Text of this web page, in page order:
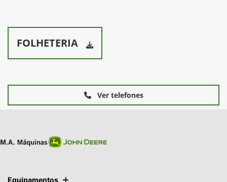
FOLHETERIA
Ver telefones
Equipamentos